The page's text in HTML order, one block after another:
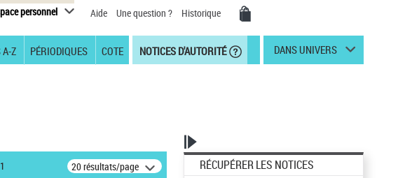
personnel Aide Une question ? Historique
A-Z PÉRIODIQUES COTE NOTICES D'AUTORITÉ DANS UNIVERS
20 résultats/page RÉCUPÉRER LES NOTICES